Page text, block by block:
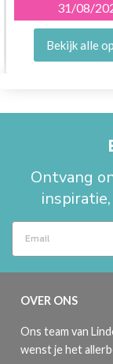
31/08/
Bekijk alle
Ontvang
OVER ONS
Ons team van
wenst je het